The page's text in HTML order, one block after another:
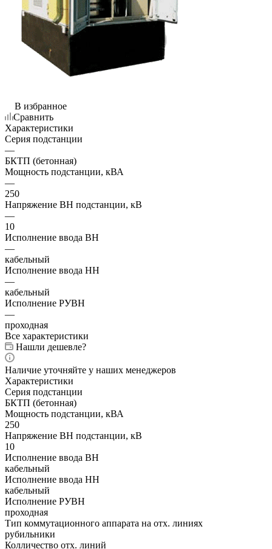
В избранное
Сравнить
Характеристики
Серия подстанции
—
БКТП (бетонная)
Мощность подстанции, кВА
—
250
Напряжение ВН подстанции, кВ
—
10
Исполнение ввода ВН
—
кабельный
Исполнение ввода НН
—
кабельный
Исполнение РУВН
—
проходная
Все характеристики
Нашли дешевле?
Наличие уточняйте у наших менеджеров
Характеристики
Серия подстанции
БКТП (бетонная)
Мощность подстанции, кВА
250
Напряжение ВН подстанции, кВ
10
Исполнение ввода ВН
кабельный
Исполнение ввода НН
кабельный
Исполнение РУВН
проходная
Тип коммутационного аппарата на отх. линиях
рубильники
Колличество отх. линий